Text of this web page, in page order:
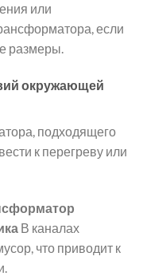
или
если
размеры.
окружающей
подходящего
к перегреву или
В каналах
что приводит к